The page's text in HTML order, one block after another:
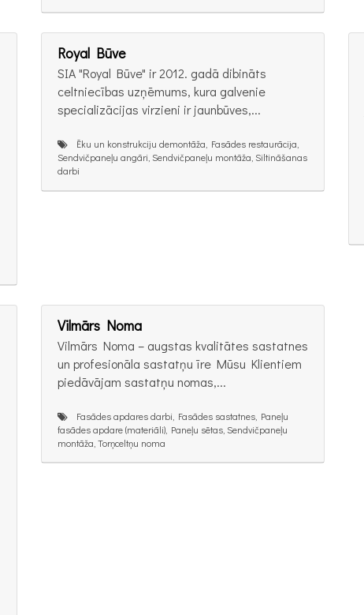
Royal Būve
SIA "Royal Būve" ir 2012. gadā dibināts
celtniecības uzņēmums, kura galvenie
specializācijas virzieni ir jaunbūves,...
Ēku un konstrukciju demontāža, Fasādes restaurācija,
Sendvičpaneļu angāri, Sendvičpaneļu montāža, Siltināšanas
darbi
Vilmārs Noma
Vilmārs Noma – augstas kvalitātes sastatnes
un profesionāla sastatņu īre Mūsu Klientiem
piedāvājam sastatņu nomas,...
Fasādes apdares darbi, Fasādes sastatnes, Paneļu
fasādes apdare (materiāli), Paneļu sētas, Sendvičpaneļu
montāža, Torņceltņu noma